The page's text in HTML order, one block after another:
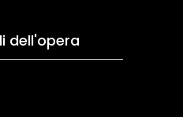
dell'opera